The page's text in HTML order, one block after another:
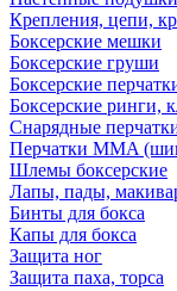
Крепления, цепи,
Боксерские мешки
Боксерские груши
Боксерские
Боксерские
Снарядные
Перчатки MMA
Шлемы боксерские
Лапы, пады,
Бинты для бокса
Капы для бокса
Защита ног
Защита паха, торса